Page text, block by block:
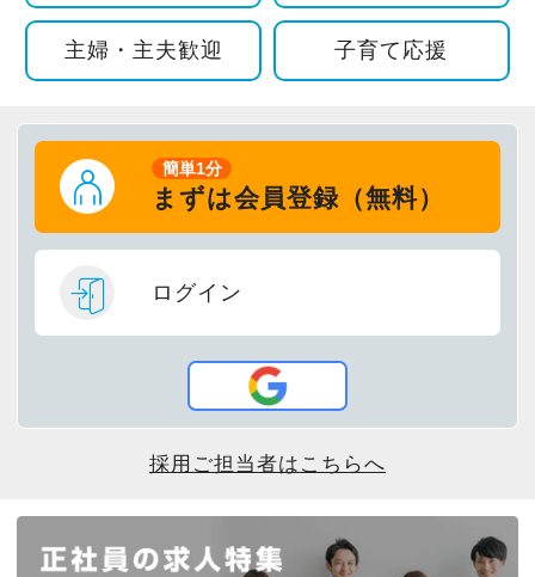
主婦・主夫歓迎 子育て応援
簡単1分
まずは会員登録（無料）
ログイン
採用ご担当者はこちらへ